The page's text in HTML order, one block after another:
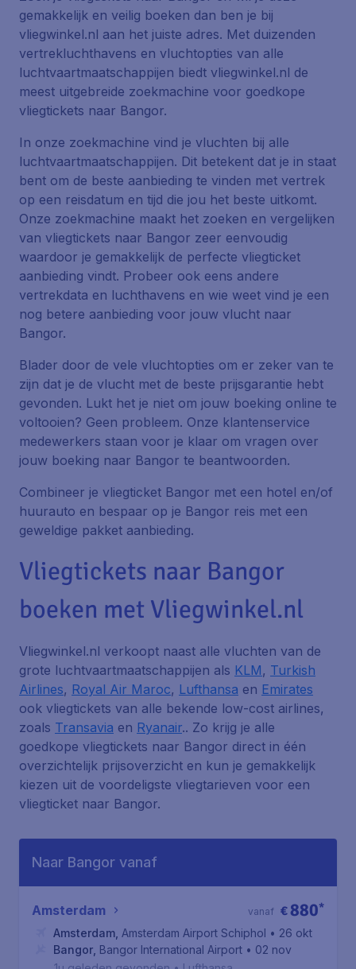
gemakkelijk en veilig boeken dan ben je bij
vliegwinkel.nl aan het juiste adres. Met duizenden
vertrekluchthavens en vluchtopties van alle
luchtvaartmaatschappijen biedt vliegwinkel.nl de
meest uitgebreide zoekmachine voor goedkope
vliegtickets naar Bangor.
In onze zoekmachine vind je vluchten bij alle
luchtvaartmaatschappijen. Dit betekent dat je in staat
bent om de beste aanbieding te vinden met vertrek
op een reisdatum en tijd die jou het beste uitkomt.
Onze zoekmachine maakt het zoeken en vergelijken
van vliegtickets naar Bangor zeer eenvoudig
waardoor je gemakkelijk de perfecte vliegticket
aanbieding vindt. Probeer ook eens andere
vertrekdata en luchthavens en wie weet vind je een
nog betere aanbieding voor jouw vlucht naar
Bangor.
Blader door de vele vluchtopties om er zeker van te
zijn dat je de vlucht met de beste prijsgarantie hebt
gevonden. Lukt het je niet om jouw boeking online te
voltooien? Geen probleem. Onze klantenservice
medewerkers staan voor je klaar om vragen over
jouw boeking naar Bangor te beantwoorden.
Combineer je vliegticket Bangor met een hotel en/of
huurauto en bespaar op je Bangor reis met een
geweldige pakket aanbieding.
Vliegtickets naar Bangor
boeken met Vliegwinkel.nl
Vliegwinkel.nl verkoopt naast alle vluchten van de
grote luchtvaartmaatschappijen als KLM, Turkish
Airlines, Royal Air Maroc, Lufthansa en Emirates
ook vliegtickets van alle bekende low-cost airlines,
zoals Transavia en Ryanair.. Zo krijg je alle
goedkope vliegtickets naar Bangor direct in één
overzichtelijk prijsoverzicht en kun je gemakkelijk
kiezen uit de voordeligste vliegtarieven voor een
vliegticket naar Bangor.
Naar Bangor vanaf
Amsterdam €880*
vanaf
Amsterdam Amsterdam Airport Schiphol • 26 okt
Bangor Bangor International Airport • 02 nov